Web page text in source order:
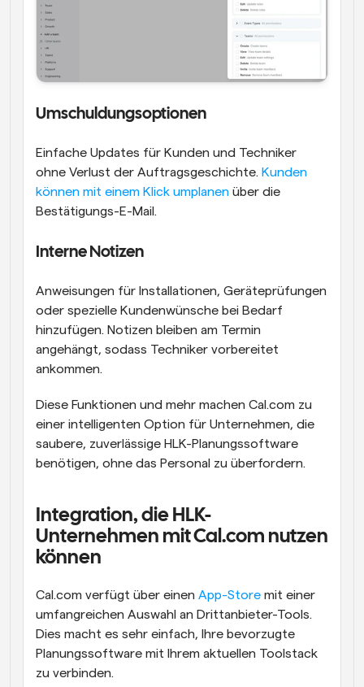
Umschuldungsoptionen
Einfache Updates für Kunden und Techniker
ohne Verlust der Auftragsgeschichte. Kunden
können mit einem Klick umplanen über die
Bestätigungs-E-Mail.
Interne Notizen
Anweisungen für Installationen, Geräteprüfungen
oder spezielle Kundenwünsche bei Bedarf
hinzufügen. Notizen bleiben am Termin
angehängt, sodass Techniker vorbereitet
ankommen.
Diese Funktionen und mehr machen Cal.com zu
einer intelligenten Option für Unternehmen, die
saubere, zuverlässige HLK-Planungssoftware
benötigen, ohne das Personal zu überfordern.
Integration, die HLK-
Unternehmen mit Cal.com nutzen
können
Cal.com verfügt über einen App-Store mit einer
umfangreichen Auswahl an Drittanbieter-Tools.
Dies macht es sehr einfach, Ihre bevorzugte
Planungssoftware mit Ihrem aktuellen Toolstack
zu verbinden.